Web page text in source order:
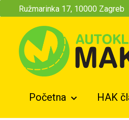
Ružmarinka 17, 10000 Zagreb
Početna HAK
modal-check